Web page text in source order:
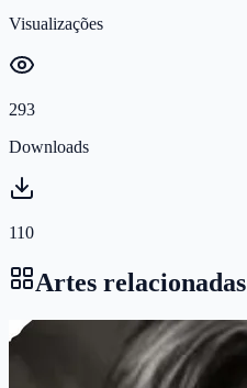
Visualizações
293
Downloads
110
Artes relacionadas